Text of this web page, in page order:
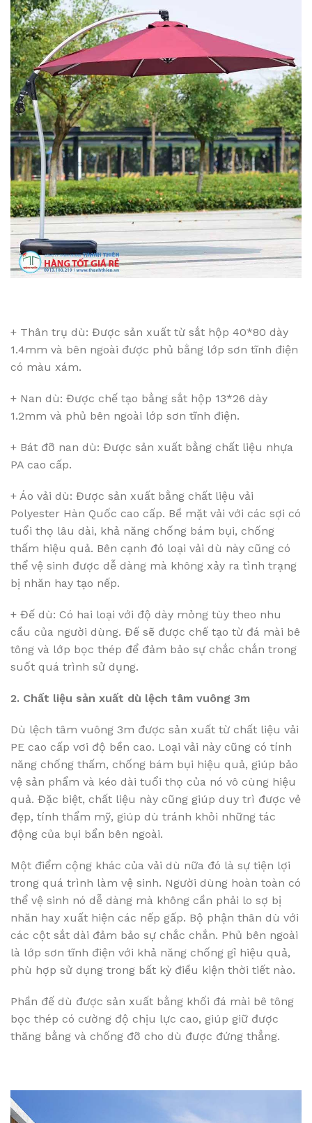
+ Thân trụ dù: Được sản xuất từ sắt hộp 40*80 dày
1.4mm và bên ngoài được phủ bằng lớp sơn tĩnh điện
có màu xám.
+ Nan dù: Được chế tạo bằng sắt hộp 13*26 dày
1.2mm và phủ bên ngoài lớp sơn tĩnh điện.
+ Bát đỡ nan dù: Được sản xuất bằng chất liệu nhựa
PA cao cấp.
+ Áo vải dù: Được sản xuất bằng chất liệu vải
Polyester Hàn Quốc cao cấp. Bề mặt vải với các sợi có
tuổi thọ lâu dài, khả năng chống bám bụi, chống
thấm hiệu quả. Bên cạnh đó loại vải dù này cũng có
thể vệ sinh được dễ dàng mà không xảy ra tình trạng
bị nhăn hay tạo nếp.
+ Đế dù: Có hai loại với độ dày mỏng tùy theo nhu
cầu của người dùng. Đế sẽ được chế tạo từ đá mài bê
tông và lớp bọc thép để đảm bảo sự chắc chắn trong
suốt quá trình sử dụng.
2. Chất liệu sản xuất dù lệch tâm vuông 3m
Dù lệch tâm vuông 3m được sản xuất từ chất liệu vải
PE cao cấp vơi độ bền cao. Loại vải này cũng có tính
năng chống thấm, chống bám bụi hiệu quả, giúp bảo
vệ sản phẩm và kéo dài tuổi thọ của nó vô cùng hiệu
quả. Đặc biệt, chất liệu này cũng giúp duy trì được vẻ
đẹp, tính thẩm mỹ, giúp dù tránh khỏi những tác
động của bụi bẩn bên ngoài.
Một điểm cộng khác của vải dù nữa đó là sự tiện lợi
trong quá trình làm vệ sinh. Người dùng hoàn toàn có
thể vệ sinh nó dễ dàng mà không cần phải lo sợ bị
nhăn hay xuất hiện các nếp gấp. Bộ phận thân dù với
các cột sắt dài đảm bảo sự chắc chắn. Phủ bên ngoài
là lớp sơn tĩnh điện với khả năng chống gỉ hiệu quả,
phù hợp sử dụng trong bất kỳ điều kiện thời tiết nào.
Phần đế dù được sản xuất bằng khối đá mài bê tông
bọc thép có cường độ chịu lực cao, giúp giữ được
thăng bằng và chống đỡ cho dù được đứng thẳng.